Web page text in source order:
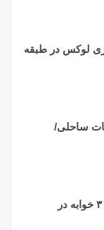
هاوس ۳۲۰ متری لوکس در طبقه
ساحلی/
فروش آپارتمان ۱۴۵ متری ۳ خوابه در